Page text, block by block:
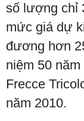
số lượng chỉ
mức giá dự
đương hơn
niệm 50
Frecce
năm 2010.